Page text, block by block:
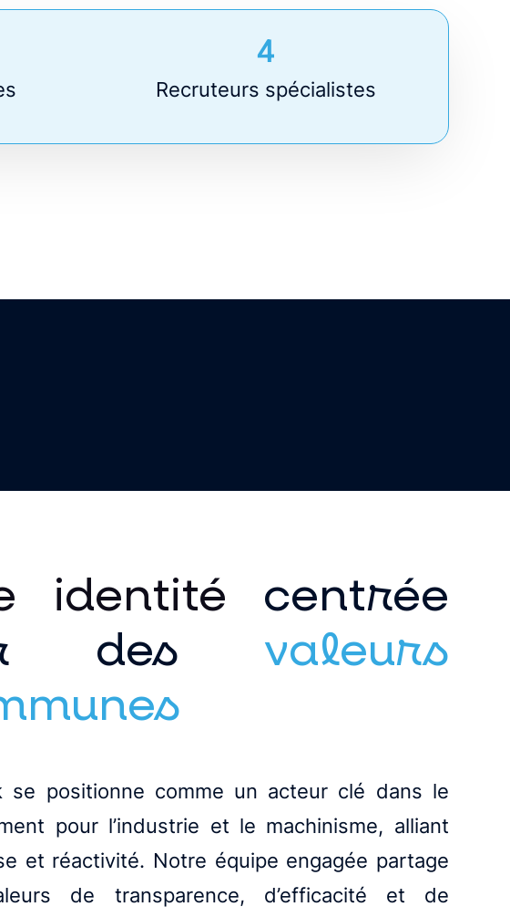
4
Recruteurs spécialistes
identité centrée
des valeurs
se positionne comme un acteur clé dans le
pour l’industrie et le machinisme, alliant
et réactivité. Notre équipe engagée partage
de transparence, d’efficacité et de